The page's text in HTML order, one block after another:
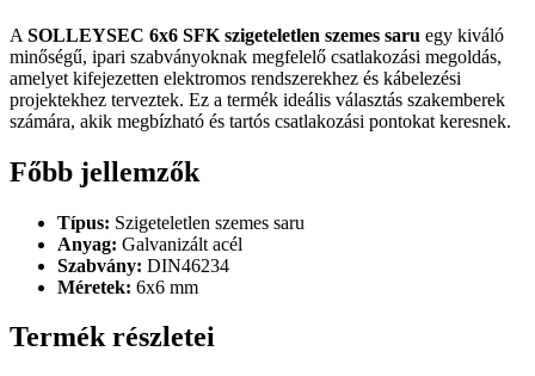
A SOLLEYSEC 6x6 SFK szigeteletlen szemes saru egy kiváló
minőségű, ipari szabványoknak megfelelő csatlakozási megoldás,
amelyet kifejezetten elektromos rendszerekhez és kábelezési
projektekhez terveztek. Ez a termék ideális választás szakemberek
számára, akik megbízható és tartós csatlakozási pontokat keresnek.
Főbb jellemzők
Típus: Szigeteletlen szemes saru
Anyag: Galvanizált acél
Szabvány: DIN46234
Méretek: 6x6 mm
Termék részletei